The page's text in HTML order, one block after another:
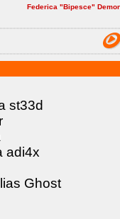
Federica "Bipesce"
st33d
adi4x
Ghost